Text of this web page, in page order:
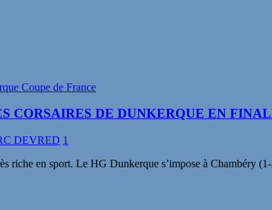
CORSAIRES DE DUNKERQUE EN
DEVRED 1
riche en sport. Le HG Dunkerque s’impose à Chambéry